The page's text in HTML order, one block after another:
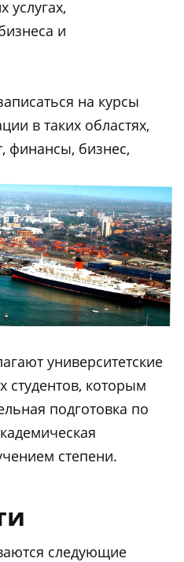
услугах,
и
на курсы
в таких областях,
финансы, бизнес,
университетские
студентов, которым
подготовка по
степени.
следующие